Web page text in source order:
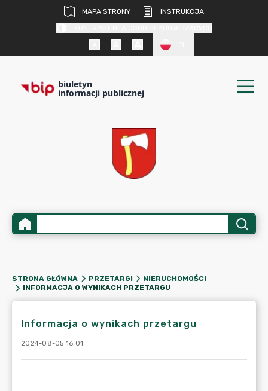
MAPA STRONY
INSTRUKCJA
biuletyn
informacji publicznej
STRONA GŁÓWNA PRZETARGI
NIERUCHOMOŚCI
INFORMACJA O WYNIKACH PRZETARGU
Informacja o wynikach przetargu
2024-08-05 16:01